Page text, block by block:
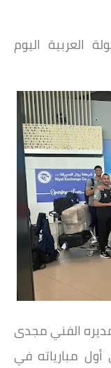
العربية اليوم
الفني مجدى
أول مبارياته في